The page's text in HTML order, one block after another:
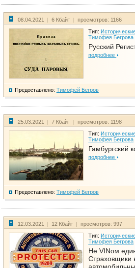
08.04.2021 | 6 Кбайт | просмотров: 1166
Тип:
Тимофея Бегрова
Русский
подробнее
Предоставлено: Тимофей Бегров
25.03.2021 | 7 Кбайт | просмотров: 1198
Тип:
Тимофея Бегрова
Гамбургский
подробнее
Предоставлено: Тимофей Бегров
12.03.2021 | 12 Кбайт | просмотров: 997
Тип:
Тимофея Бегрова
Не VINом
Страховщики